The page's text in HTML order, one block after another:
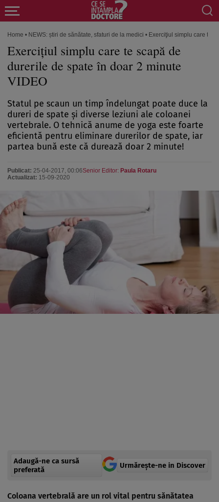
Home • NEWS: știri de sănătate, sfaturi de la medici • Exerciţiul simplu care te
Exerciţiul simplu care te scapă de
durerile de spate în doar 2 minute
VIDEO
Statul pe scaun un timp îndelungat poate duce la
dureri de spate şi diverse leziuni ale coloanei
vertebrale. O tehnică anume de yoga este foarte
eficientă pentru eliminare durerilor de spate, iar
partea bună este că durează doar 2 minute!
Publicat: 25-04-2017, 00:06
Actualizat: 15-09-2020
Senior Editor: Paula Rotaru
Adaugă-ne ca sursă
preferată
Urmărește-ne in Discover
Coloana vertebrală are un rol vital pentru sănătatea